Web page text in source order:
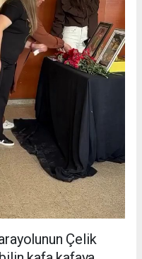
Çelik